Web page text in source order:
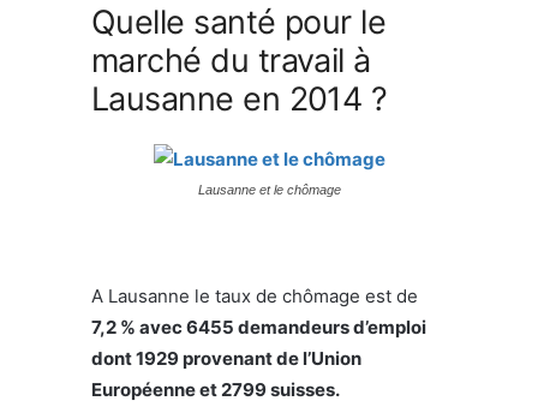
Quelle santé pour le
marché du travail à
Lausanne en 2014 ?
Lausanne et le chômage
A Lausanne le taux de chômage est de
7,2 % avec 6455 demandeurs d’emploi
dont 1929 provenant de l’Union
Européenne et 2799 suisses.